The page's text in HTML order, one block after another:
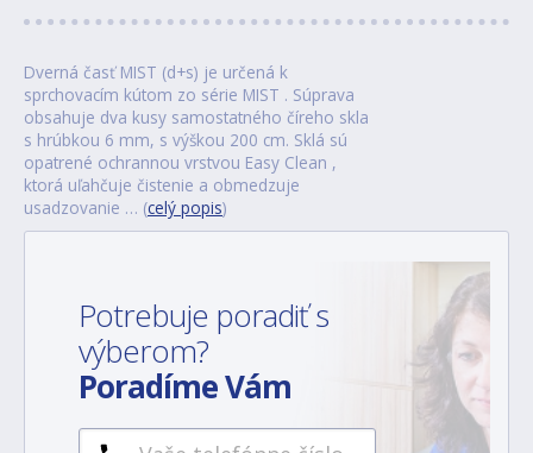
Dverná časť MIST (d+s) je určená k
sprchovacím kútom zo série MIST . Súprava
obsahuje dva kusy samostatného číreho skla
s hrúbkou 6 mm, s výškou 200 cm. Sklá sú
opatrené ochrannou vrstvou Easy Clean ,
ktorá uľahčuje čistenie a obmedzuje
usadzovanie … (celý popis)
Potrebuje poradiť s
výberom?
Poradíme Vám